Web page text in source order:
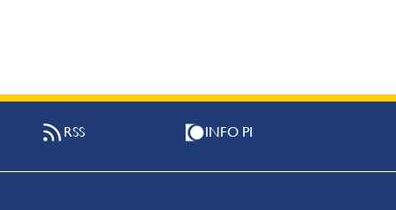
RSS INFO PI